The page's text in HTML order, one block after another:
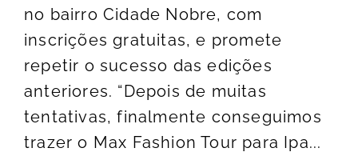
no bairro Cidade Nobre, com
inscrições gratuitas, e promete
repetir o sucesso das edições
anteriores. “Depois de muitas
tentativas, finalmente conseguimos
trazer o Max Fashion Tour para Ipa...